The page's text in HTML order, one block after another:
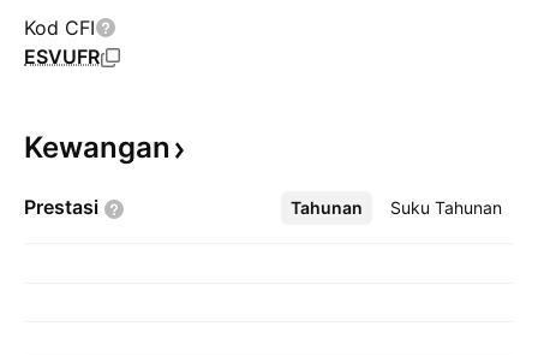
Kod CFI
ESVUFR
Kewangan
Prestasi Tahunan Suku Tahunan
Lebih